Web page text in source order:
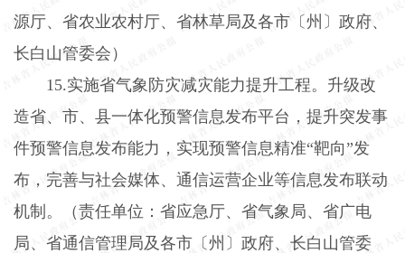
源厅、省农业农村厅、省林草局及各市〔州〕政府、
长白山管委会）
15.实施省气象防灾减灾能力提升工程。升级改
造省、市、县一体化预警信息发布平台，提升突发事
件预警信息发布能力，实现预警信息精准“靶向”发
布，完善与社会媒体、通信运营企业等信息发布联动
机制。（责任单位：省应急厅、省气象局、省广电
局、省通信管理局及各市〔州〕政府、长白山管委